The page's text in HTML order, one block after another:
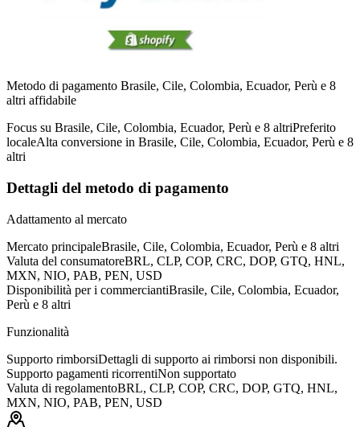
Metodo di pagamento Brasile, Cile, Colombia, Ecuador, Perù e 8
altri affidabile
Focus su Brasile, Cile, Colombia, Ecuador, Perù e 8 altriPreferito
localeAlta conversione in Brasile, Cile, Colombia, Ecuador, Perù e 8
altri
Dettagli del metodo di pagamento
Adattamento al mercato
Mercato principaleBrasile, Cile, Colombia, Ecuador, Perù e 8 altri
Valuta del consumatoreBRL, CLP, COP, CRC, DOP, GTQ, HNL,
MXN, NIO, PAB, PEN, USD
Disponibilità per i commerciantiBrasile, Cile, Colombia, Ecuador,
Perù e 8 altri
Funzionalità
Supporto rimborsiDettagli di supporto ai rimborsi non disponibili.
Supporto pagamenti ricorrentiNon supportato
Valuta di regolamentoBRL, CLP, COP, CRC, DOP, GTQ, HNL,
MXN, NIO, PAB, PEN, USD